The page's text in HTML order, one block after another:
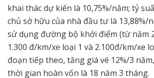
khai thác dự kiến là 10,75%/năm; tỷ
chủ sở hữu của nhà đầu tư là 13,88%/
sử dụng đường bộ khởi điểm (từ năm
1.300 đ/km/xe loại 1 và 2.100đ/km/xe
đoạn tiếp theo, tăng giá vé 12%/3
thời gian hoàn vốn là 18 năm 3 tháng.